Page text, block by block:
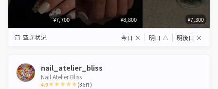
¥7,700 ¥8,800 ¥7,300
空き状況 今日 × 明日 △ 明後日 ×
nail_atelier_bliss
Nail Atelier Bliss
4.9 (36件)